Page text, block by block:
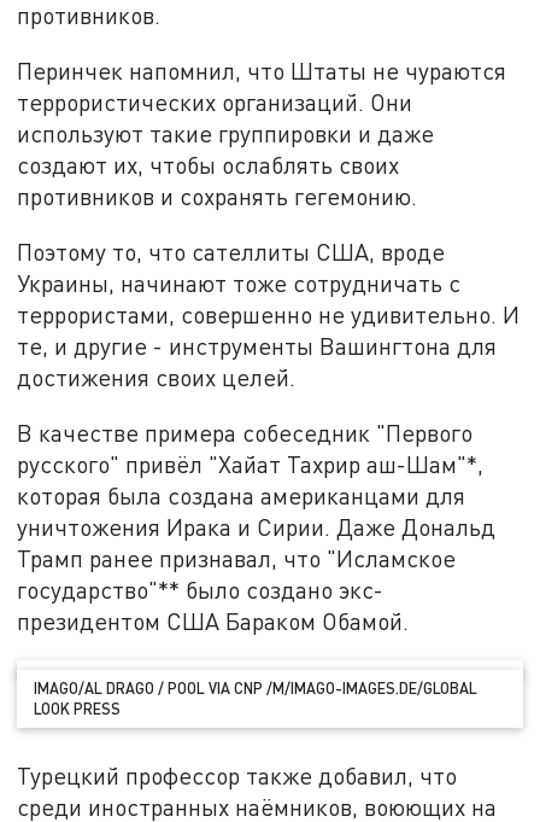
противников.
Перинчек напомнил, что Штаты не чураются
террористических организаций. Они
используют такие группировки и даже
создают их, чтобы ослаблять своих
противников и сохранять гегемонию.
Поэтому то, что сателлиты США, вроде
Украины, начинают тоже сотрудничать с
террористами, совершенно не удивительно. И
те, и другие - инструменты Вашингтона для
достижения своих целей.
В качестве примера собеседник "Первого
русского" привёл "Хайат Тахрир аш-Шам"*,
которая была создана американцами для
уничтожения Ирака и Сирии. Даже Дональд
Трамп ранее признавал, что "Исламское
государство"** было создано экс-
президентом США Бараком Обамой.
IMAGO/AL DRAGO / POOL VIA CNP /M/IMAGO-IMAGES.DE/GLOBAL
LOOK PRESS
Турецкий профессор также добавил, что
среди иностранных наёмников, воюющих на